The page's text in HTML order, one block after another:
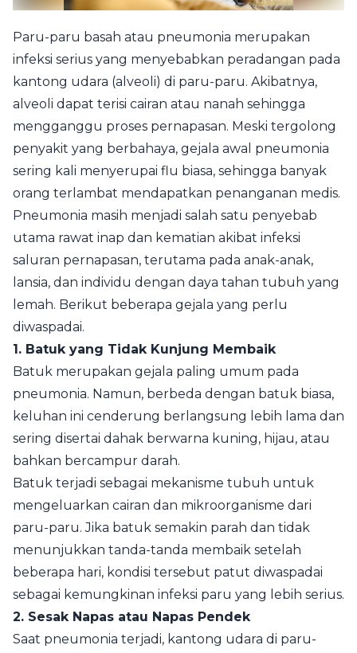
Paru-paru basah atau pneumonia merupakan
infeksi serius yang menyebabkan peradangan pada
kantong udara (alveoli) di paru-paru. Akibatnya,
alveoli dapat terisi cairan atau nanah sehingga
mengganggu proses pernapasan. Meski tergolong
penyakit yang berbahaya, gejala awal pneumonia
sering kali menyerupai flu biasa, sehingga banyak
orang terlambat mendapatkan penanganan medis.
Pneumonia masih menjadi salah satu penyebab
utama rawat inap dan kematian akibat infeksi
saluran pernapasan, terutama pada anak-anak,
lansia, dan individu dengan daya tahan tubuh yang
lemah. Berikut beberapa gejala yang perlu
diwaspadai.
1. Batuk yang Tidak Kunjung Membaik
Batuk merupakan gejala paling umum pada
pneumonia. Namun, berbeda dengan batuk biasa,
keluhan ini cenderung berlangsung lebih lama dan
sering disertai dahak berwarna kuning, hijau, atau
bahkan bercampur darah.
Batuk terjadi sebagai mekanisme tubuh untuk
mengeluarkan cairan dan mikroorganisme dari
paru-paru. Jika batuk semakin parah dan tidak
menunjukkan tanda-tanda membaik setelah
beberapa hari, kondisi tersebut patut diwaspadai
sebagai kemungkinan infeksi paru yang lebih serius.
2. Sesak Napas atau Napas Pendek
Saat pneumonia terjadi, kantong udara di paru-